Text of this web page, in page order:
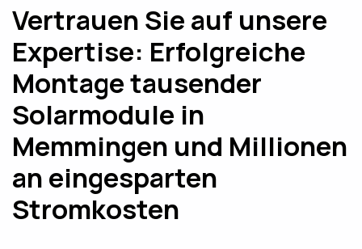
Vertrauen Sie auf unsere
Expertise: Erfolgreiche
Montage tausender
Solarmodule in
Memmingen und Millionen
an eingesparten
Stromkosten